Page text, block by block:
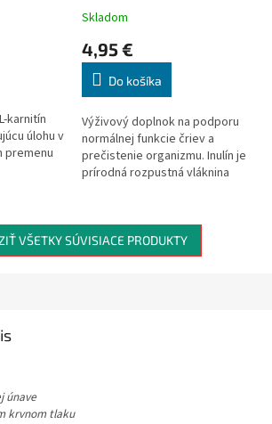
karnitín
úlohu v
premenu
Skladom
4,95 €
Do košíka
Výživový doplnok na podporu
normálnej funkcie čriev a
prečistenie organizmu. Inulín je
prírodná rozpustná vláknina
podporuje zdravú črevnú
mikroflóru. Má jemne sladkú
chuť a môže byť použitý ako
VŠETKY SÚVISIACE PRODUKTY
únave
krvnom tlaku